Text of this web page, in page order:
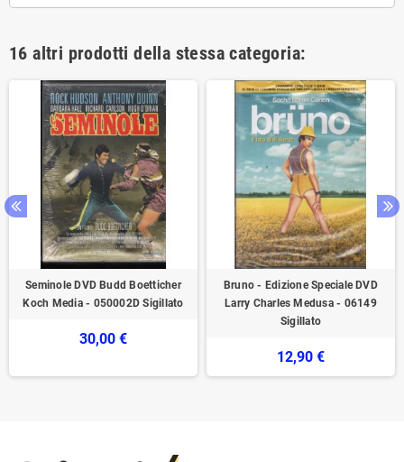
16 altri prodotti della stessa categoria:
Seminole DVD Budd Boetticher
Koch Media - 050002D Sigillato
30,00 €
Bruno - Edizione Speciale DVD
Larry Charles Medusa - 06149
Sigillato
12,90 €